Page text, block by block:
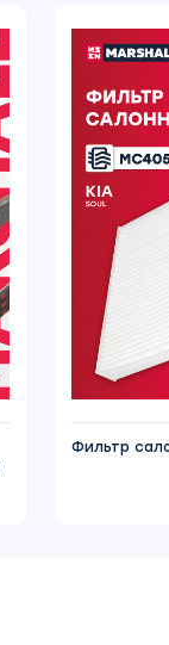
Фильтр